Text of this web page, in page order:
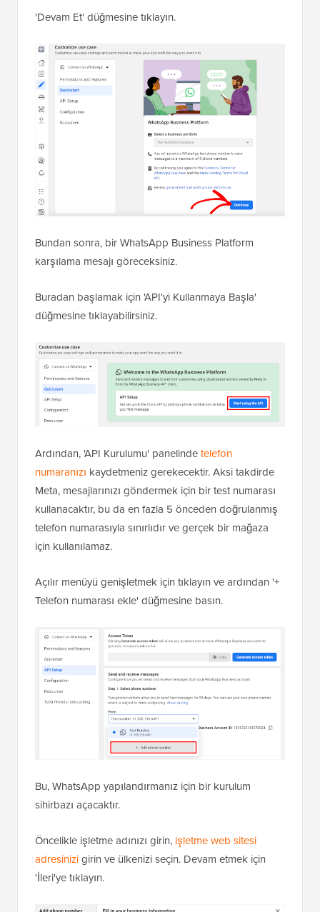
'Devam Et' düğmesine tıklayın.
Bundan sonra, bir WhatsApp Business Platform
karşılama mesajı göreceksiniz.
Buradan başlamak için 'API'yi Kullanmaya Başla'
düğmesine tıklayabilirsiniz.
Ardından, 'API Kurulumu' panelindetelefon
numaranızı kaydetmeniz gerekecektir. Aksi takdirde
Meta, mesajlarınızı göndermek için bir test numarası
kullanacaktır, bu da en fazla 5 önceden doğrulanmış
telefon numarasıyla sınırlıdır ve gerçek bir mağaza
için kullanılamaz.
Açılır menüyü genişletmek için tıklayın ve ardından '+
Telefon numarası ekle' düğmesine basın.
Bu, WhatsApp yapılandırmanız için bir kurulum
sihirbazı açacaktır.
Öncelikle işletme adınızı girin, işletme web sitesi
adresinizigirin ve ülkenizi seçin. Devam etmek için
'İleri'ye tıklayın.